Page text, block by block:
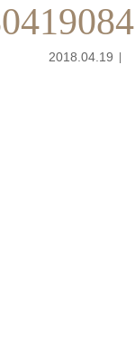
2018.04.19